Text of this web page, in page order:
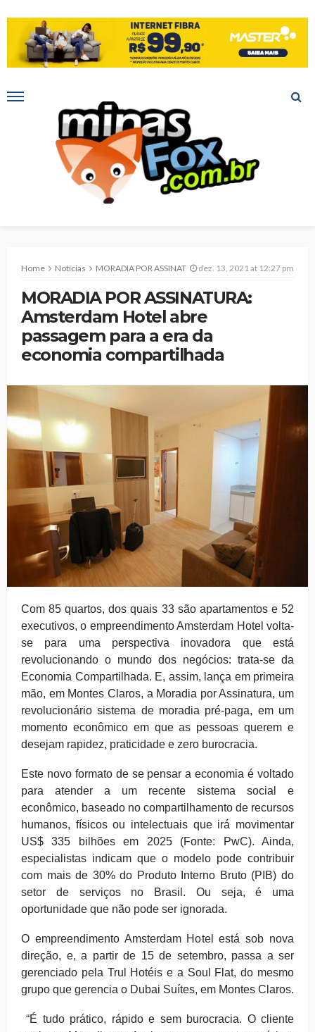
Home Notícias MORADIA POR ASSINATURA: Amsterdam Hotel abre passagem para a era da economia compartilhada
dez. 13, 2021 at 12:27 pm
MORADIA POR ASSINATURA:
Amsterdam Hotel abre
passagem para a era da
economia compartilhada
Com 85 quartos, dos quais 33 são apartamentos e 52
executivos, o empreendimento Amsterdam Hotel volta-
se para uma perspectiva inovadora que está
revolucionando o mundo dos negócios: trata-se da
Economia Compartilhada. E, assim, lança em primeira
mão, em Montes Claros, a Moradia por Assinatura, um
revolucionário sistema de moradia pré-paga, em um
momento econômico em que as pessoas querem e
desejam rapidez, praticidade e zero burocracia.
Este novo formato de se pensar a economia é voltado
para atender a um recente sistema social e
econômico, baseado no compartilhamento de recursos
humanos, físicos ou intelectuais que irá movimentar
US$ 335 bilhões em 2025 (Fonte: PwC). Ainda,
especialistas indicam que o modelo pode contribuir
com mais de 30% do Produto Interno Bruto (PIB) do
setor de serviços no Brasil. Ou seja, é uma
oportunidade que não pode ser ignorada.
O empreendimento Amsterdam Hotel está sob nova
direção, e, a partir de 15 de setembro, passa a ser
gerenciado pela Trul Hotéis e a Soul Flat, do mesmo
grupo que gerencia o Dubai Suítes, em Montes Claros.
“É tudo prático, rápido e sem burocracia. O cliente